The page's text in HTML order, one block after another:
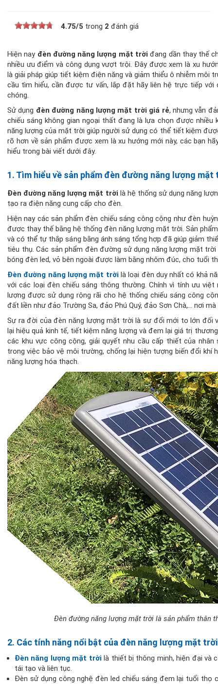
4.75/5 trong 2 đánh giá
Hiện nay đèn đường năng lượng mặt trờiđang dần thay thế
nhiều ưu điểm và công dụng vượt trội. Đây được xem là xu
là giải pháp giúp tiết kiệm điện năng và giảm thiểu ô nhiễm môi
cầu tìm hiểu, cần được tư vấn, lắp đặt hãy liên hệ trực tiếp
chóng.
Sử dụng đèn đường năng lượng mặt trời giá rẻ, nhưng vẫn
chiếu sáng không gian ngoại thất đang là lựa chọn được nhiều
năng lượng của mặt trời giúp người sử dụng có thể tiết kiệm
rõ hơn về sản phẩm được xem là xu hướng mới này, các bạn
hiểu trong bài viết dưới đây.
1. Tìm hiểu về sản phẩm đèn đường năng lượng mặt
Đèn đường năng lượng mặt trời là hệ thống sử dụng năng
tạo ra điện năng cung cấp cho đèn.
Hiện nay các sản phẩm đèn chiếu sáng công cộng như đèn
được thay thế bằng hệ thống đèn năng lượng mặt trời. Sản
và có thể tự thắp sáng bằng ánh sáng tổng hợp đã giúp giảm
tiêu thụ. Các sản phẩm đèn đường sử dụng năng lượng mặt
bóng đèn led, vỏ bên ngoài được làm bằng nhôm đúc, cho tuổi
Đèn đường năng lượng mặt trờilà loại đèn duy nhất có khả
với các loại đèn chiếu sáng thông thường. Chính vì tính ưu
lượng được sử dụng rộng rãi cho hệ thống chiếu sáng công
đất liền như đảo Trường Sa, đảo Phú Quý, đảo Sơn Chà,… nơi
Sự ra đời của đèn năng lượng mặt trời là sự đổi mới to lớn đối
lại hiệu quả kinh tế, tiết kiệm năng lượng và đem lại giá trị
các khu vực công cộng, giải quyết nhu cầu cấp thiết của
trong việc bảo vệ môi trường, chống lại hiện tượng biến đổi khí
năng lượng hóa thạch.
Đèn đường năng lượng mặt trờilà sản phẩm thân
2. Các tính năng nổi bật của đèn năng lượng mặt trời
Đèn năng lượng mặt trời là thiết bị thông minh, hiện đại và
tái tạo và liên tục.
Đèn sử dụng công nghệ đèn led chiếu sáng đem lại tuổi thọ